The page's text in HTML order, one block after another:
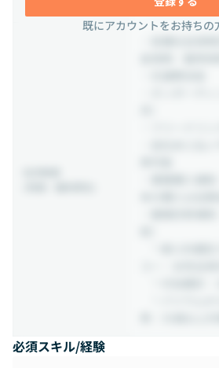
既にアカウントをお持ちの
・夏季休暇3日
・各種社会保
・自社あと払
└ 婦人科健診
└ 付加健診：
必須スキル/経験